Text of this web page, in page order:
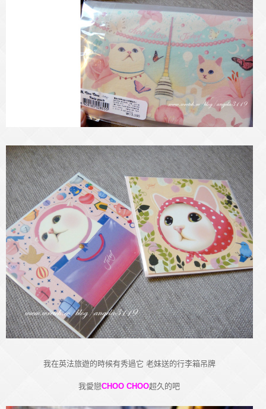
我在英法旅遊的時候有秀過它 老妹送的行李箱吊牌
我愛戀CHOO CHOO超久的吧